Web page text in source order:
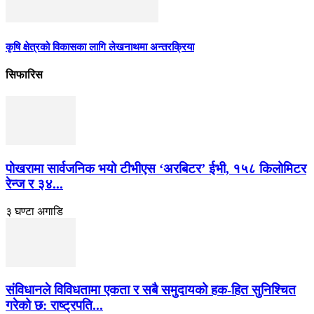
कृषि क्षेत्रको विकासका लागि लेखनाथमा अन्तरक्रिया
सिफारिस
पोखरामा सार्वजनिक भयो टीभीएस ‘अरबिटर’ ईभी, १५८ किलोमिटर
रेन्ज र ३४...
३ घण्टा अगाडि
संविधानले विविधतामा एकता र सबै समुदायको हक-हित सुनिश्चित
गरेको छ: राष्ट्रपति...